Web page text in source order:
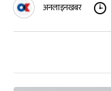
अनलाइनखबर